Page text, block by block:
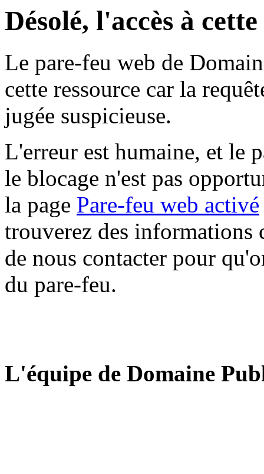
Désolé, l'accès à
Le pare-feu web de
cette ressource car la
jugée suspicieuse.
L'erreur est humaine, et le
le blocage n'est pas
la page Pare-feu web activé
trouverez des informations
de nous contacter pour
du pare-feu.
L'équipe de Domaine